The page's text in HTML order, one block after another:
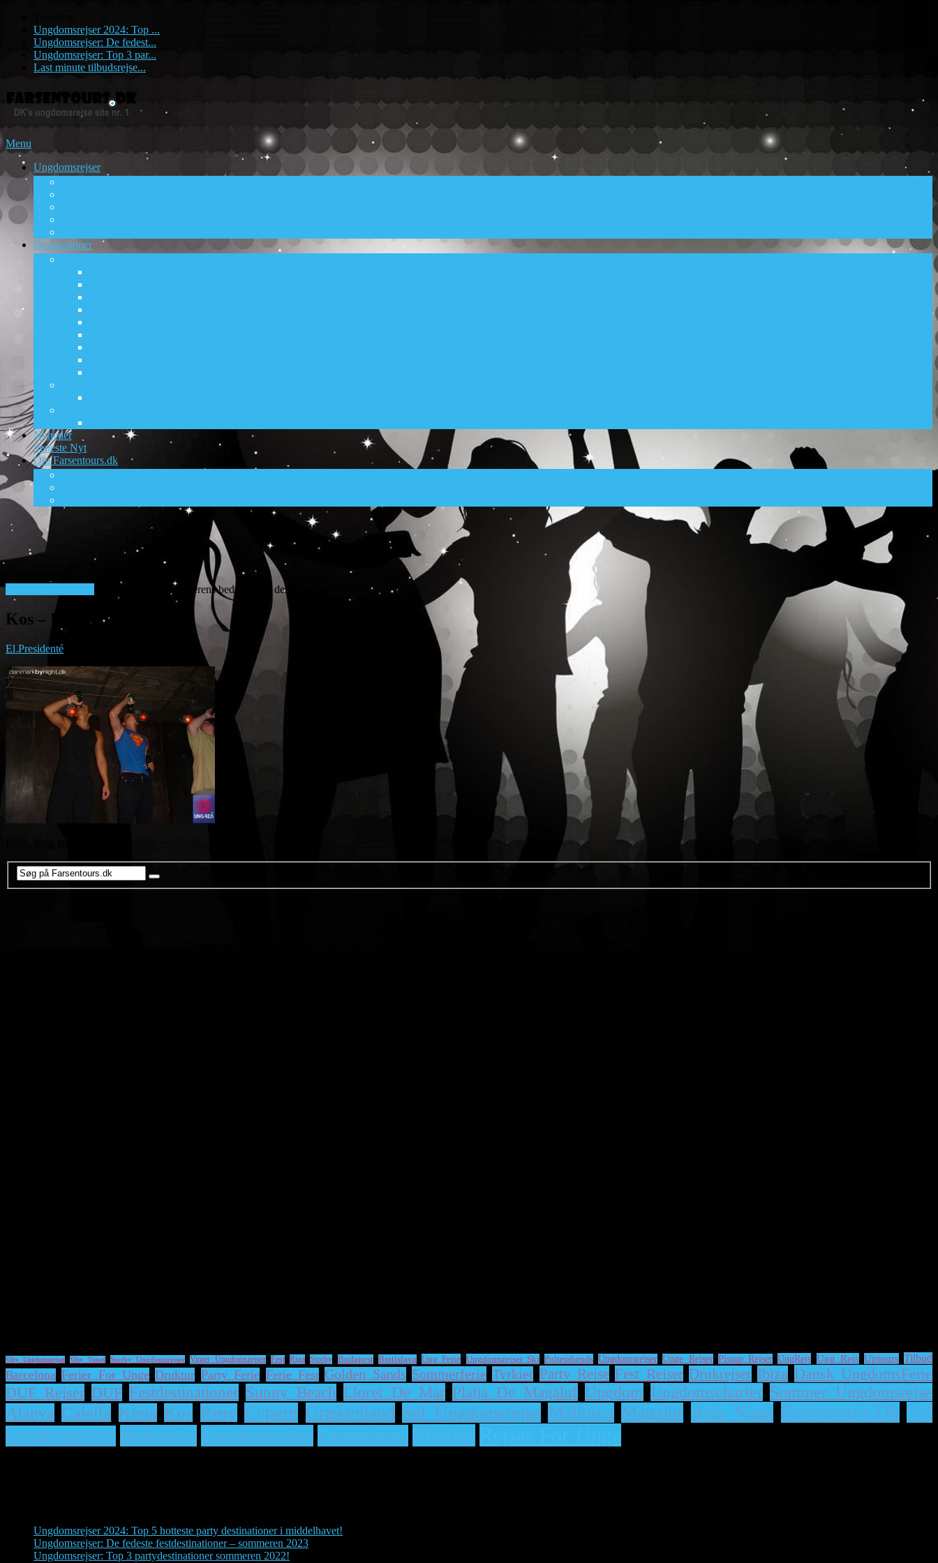
Ungdomsrejser 2024: Top ...
Ungdomsrejser: De fedest...
Ungdomsrejser: Top 3 par...
Last minute tilbudsrejse...
Menu
Ungdomsrejser
Ungdomsrejsebureauer
Destinationer
Fede Rejsemål
Nyheder
Seneste Nyt
Om Farsentours.dk
DK’s ungdomsrejsesite nr. 1
Kanon tilbud til sommerens bedste party destinationer!
Kos – Ung Rejs party!
El Presidenté
Viby Ungdomsrejser Viby Travel Storby Ungdomsrejser Vinter Ungdomsrejser Fest Riga Storby Budapest Bratislava Ung Ferie Ungdomsrejser Ski Polterabends Ungdomsrejser Unge Rejser Pissup Rejser UngRejs Ung Rejs Uptours Tilbud
Barcelona Ferier For Unge Druktur Party Ferie Ferie Fest Golden Sands Sommerferie Tyrkiet Party Rejse Fest Rejser Drukrejser Ibiza Dansk UngdomsFerie
DUF Rejser DUF Festdestinationer Sunny Beach Lloret De Mar Platja De Magaluf Ungdom Ungdomscharter Sommer Ungdomsrejse
Alanya Calella Kreta Kos Party Cypern Grækenland Sol Ungdomsrejse Mallorca Magaluf Ayia Napa Farsentours.dk Sol
Ungdomsferie Bulgarien Ungdomsrejse Farsentours Rhodos
Ungdomsrejser 2024: Top 5 hotteste party destinationer i middelhavet!
Ungdomsrejser: De fedeste festdestinationer – sommeren 2023
Ungdomsrejser: Top 3 partydestinationer sommeren 2022!